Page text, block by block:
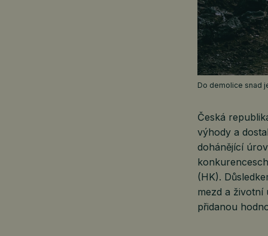
Do demolice snad
Česká
výhody a
dohánějící
(HK).
mezd a
přidanou